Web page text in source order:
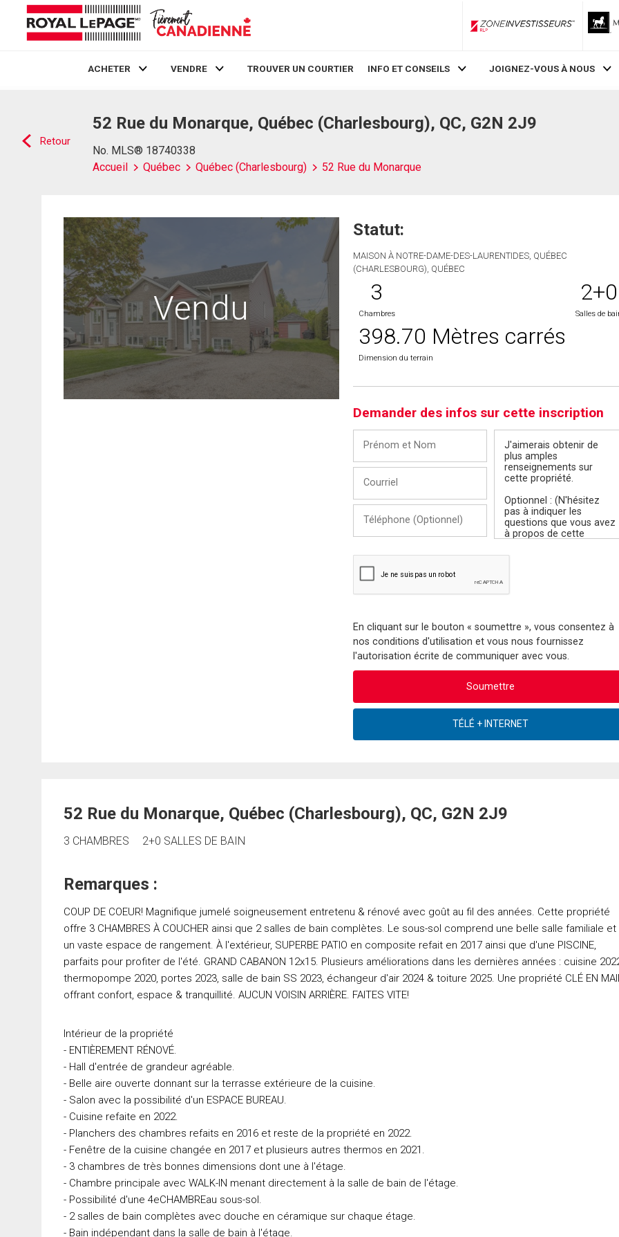
ZoneInvestisseurs RLP
ACHETER VENDRE TROUVER UN COURTIER INFO ET CONSEILS JOIGNEZ-VOUS À NOUS
Retour
52 Rue du Monarque, Québec (Charlesbourg), QC, G2N 2J9
No. MLS® 18740338
Accueil
Québec Québec (Charlesbourg) 52 Rue du Monarque
Vendu
Statut:
MAISON À NOTRE-DAME-DES-LAURENTIDES, QUÉBEC
(CHARLESBOURG), QUÉBEC
3
Chambres
2+0
Salles de
398.70 Mètres carrés
Dimension du terrain
Demander des infos sur cette inscription
Nom
(Optionnel)
En cliquant sur le bouton « soumettre », vous consentez à
nos conditions d'utilisation et vous nous fournissez
l'autorisation écrite de communiquer avec vous.
52 Rue du Monarque, Québec (Charlesbourg), QC, G2N 2J9
3 CHAMBRES 2+0 SALLES DE BAIN
Remarques :
COUP DE COEUR! Magnifique jumelé soigneusement entretenu & rénové avec goût au fil des années. Cette propriété
offre 3 CHAMBRES À COUCHER ainsi que 2 salles de bain complètes. Le sous-sol comprend une belle salle familiale et
un vaste espace de rangement. À l'extérieur, SUPERBE PATIO en composite refait en 2017 ainsi que d'une PISCINE,
parfaits pour profiter de l'été. GRAND CABANON 12x15. Plusieurs améliorations dans les dernières années : cuisine
thermopompe 2020, portes 2023, salle de bain SS 2023, échangeur d'air 2024 & toiture 2025. Une propriété CLÉ EN
offrant confort, espace & tranquillité. AUCUN VOISIN ARRIÈRE. FAITES VITE!
Intérieur de la propriété
- ENTIÈREMENT RÉNOVÉ.
- Hall d'entrée de grandeur agréable.
- Belle aire ouverte donnant sur la terrasse extérieure de la cuisine.
- Salon avec la possibilité d'un ESPACE BUREAU.
- Cuisine refaite en 2022.
- Planchers des chambres refaits en 2016 et reste de la propriété en 2022.
- Fenêtre de la cuisine changée en 2017 et plusieurs autres thermos en 2021.
- 3 chambres de très bonnes dimensions dont une à l'étage.
- Chambre principale avec WALK-IN menant directement à la salle de bain de l'étage.
- Possibilité d'une 4eCHAMBREau sous-sol.
- 2 salles de bain complètes avec douche en céramique sur chaque étage.
- Bain indépendant dans la salle de bain à l'étage.